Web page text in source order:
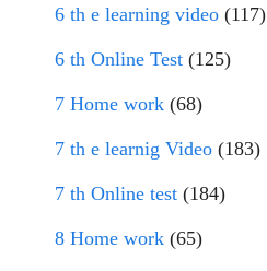
6 th e learning video (117)
6 th Online Test (125)
7 Home work (68)
7 th e learnig Video (183)
7 th Online test (184)
8 Home work (65)